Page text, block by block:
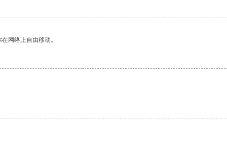
网络上自由移动。